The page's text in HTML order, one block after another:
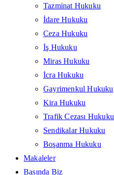
Tazminat Hukuku
İdare Hukuku
Ceza Hukuku
İş Hukuku
Miras Hukuku
İcra Hukuku
Gayrimenkul Hukuku
Kira Hukuku
Trafik Cezası Hukuku
Sendikalar Hukuku
Boşanma Hukuku
Makaleler
Basında Biz